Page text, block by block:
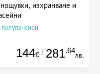
изхранване и
144€ / 281.64
лв.